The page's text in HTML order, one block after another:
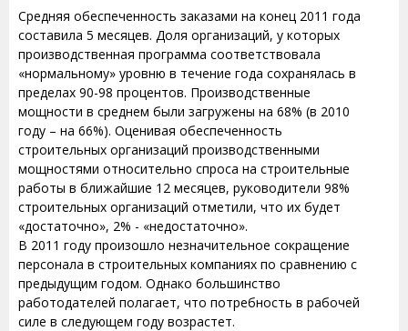
Средняя обеспеченность заказами на конец 2011 года
составила 5 месяцев. Доля организаций, у которых
производственная программа соответствовала
«нормальному» уровню в течение года сохранялась в
пределах 90-98 процентов. Производственные
мощности в среднем были загружены на 68% (в 2010
году – на 66%). Оценивая обеспеченность
строительных организаций производственными
мощностями относительно спроса на строительные
работы в ближайшие 12 месяцев, руководители 98%
строительных организаций отметили, что их будет
«достаточно», 2% - «недостаточно».
В 2011 году произошло незначительное сокращение
персонала в строительных компаниях по сравнению с
предыдущим годом. Однако большинство
работодателей полагает, что потребность в рабочей
силе в следующем году возрастет.